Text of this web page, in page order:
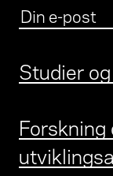
Studier